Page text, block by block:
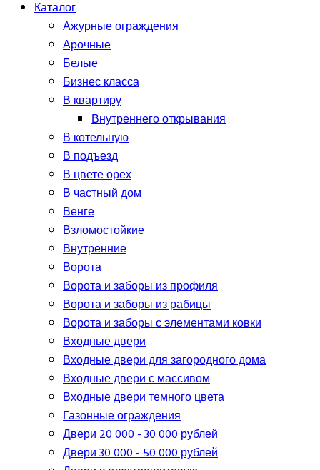
Каталог
Ажурные ограждения
Арочные
Белые
Бизнес класса
В квартиру
Внутреннего открывания
В котельную
В подъезд
В цвете орех
В частный дом
Венге
Взломостойкие
Внутренние
Ворота
Ворота и заборы из профиля
Ворота и заборы из рабицы
Ворота и заборы с элементами ковки
Входные двери
Входные двери для загородного дома
Входные двери с массивом
Входные двери темного цвета
Газонные ограждения
Двери 20 000 - 30 000 рублей
Двери 30 000 - 50 000 рублей